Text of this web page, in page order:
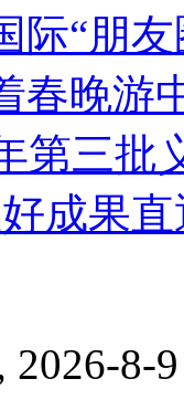
际“朋
春晚
第三批
成果
2026-8-